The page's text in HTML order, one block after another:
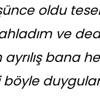
oldu
ve
ayrılış bana